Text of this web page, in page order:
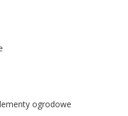
ogrodowe